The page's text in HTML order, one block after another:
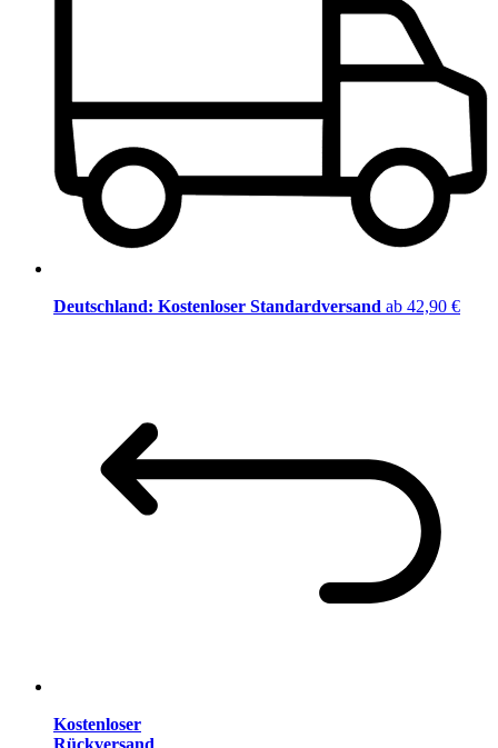
Deutschland: Kostenloser Standardversand ab 42,90 €
Kostenloser
Rückversand